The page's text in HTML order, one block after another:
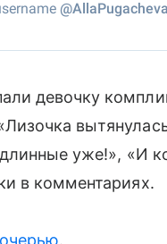
девочку
уже!», «И
в комментариях.
.